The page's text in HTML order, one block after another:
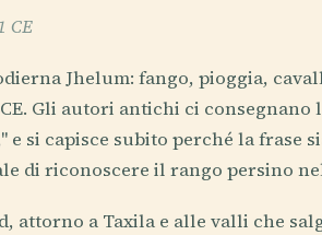
CE
Jhelum: fango, pioggia,
Gli autori antichi ci consegnano
si capisce subito perché la frase
di riconoscere il rango persino
attorno a Taxila e alle valli che